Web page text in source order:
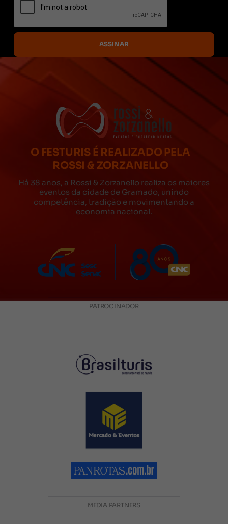
O FESTURIS É REALIZADO PELA
ROSSI & ZORZANELLO
Há 38 anos, a Rossi & Zorzanello realiza os maiores
eventos da cidade de Gramado, unindo
competência, tradição e movimentando a
economia nacional.
PATROCINADOR
MEDIA PARTNERS